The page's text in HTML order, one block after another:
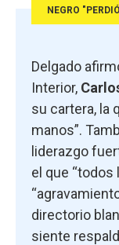
NEGRO
Delgado
Interior,
su cartera, la
manos”.
liderazgo
el que “todos
directorio
siente